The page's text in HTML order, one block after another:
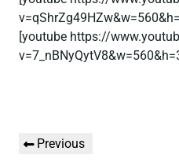
[youtube https://
Գրառումների
Previous
Previous